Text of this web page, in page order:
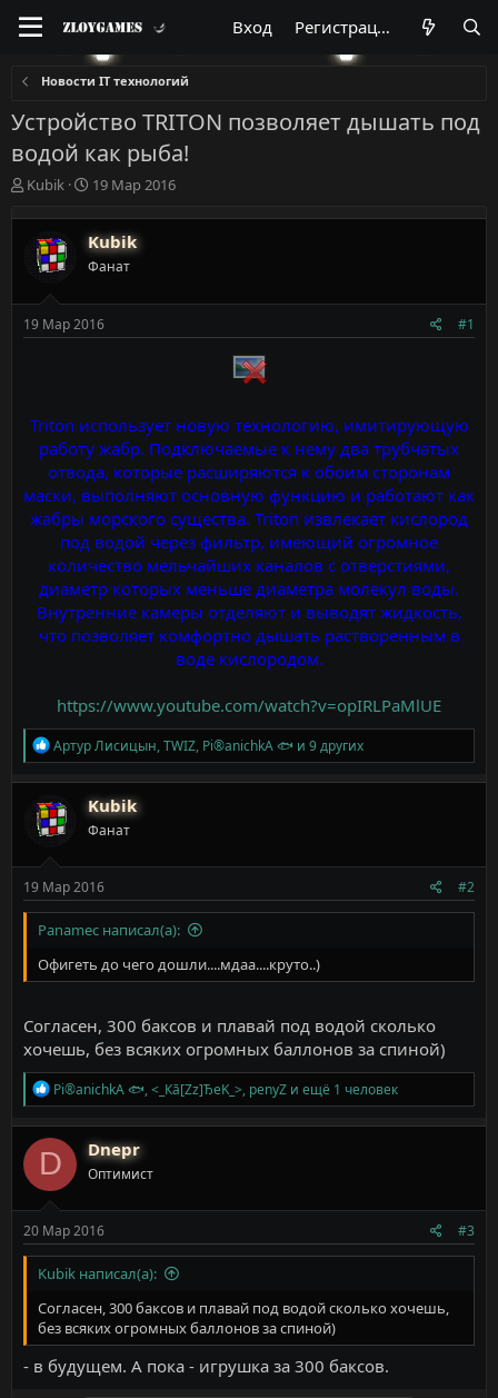
Вход Регистрация
Новости IT технологий
Устройство TRITON позволяет дышать под
водой как рыба!
А
т
е
м
ы
Kubik
Д
т
а
н
ч
а
л
19 Мар 2016
Kubik
Фанат
19 Мар 2016 #1
Triton использует новую технологию, имитирующую
работу жабр. Подключаемые к нему два трубчатых
отвода, которые расширяются к обоим сторонам
маски, выполняют основную функцию и работают как
жабры морского существа. Triton извлекает кислород
под водой через фильтр, имеющий огромное
количество мельчайших каналов с отверстиями,
диаметр которых меньше диаметра молекул воды.
Внутренние камеры отделяют и выводят жидкость,
что позволяет комфортно дышать растворенным в
воде кислородом.
https://www.youtube.com/watch?v=opIRLPaMlUE
Р
е
а
ц
и
Артур Лисицын,TWIZ, Pi®anichkA 🐟 и 9 других
Kubik
Фанат
19 Мар 2016 #2
Panamec написал(а):
Офигеть до чего дошли....мдаа....круто..)
Согласен, 300 баксов и плавай под водой сколько
хочешь, без всяких огромных баллонов за спиной)
Р
е
а
к
ц
и
и
Pi®anichkA 🐟,<_Кā[Zz]ЂeK_>, penyZ и ещё 1 человек
D Dnepr
Оптимист
20 Мар 2016 #3
Kubik написал(а):
Согласен, 300 баксов и плавай под водой сколько хочешь,
без всяких огромных баллонов за спиной)
- в будущем. А пока - игрушка за 300 баксов.